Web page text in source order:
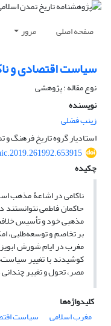
صفحه اصلی مرور
سیاست اقتصادی و
نوع مقاله : پژوهشی
نویسنده
زینب فضلی
استادیار گروه تاریخ فرهنگ و
چکیده
ناکامی در اشاعۀ مذهب
حاکمان فاطمی نتوانستند
مذهبی خود و تأسیس
بر تخاصم و توسعه‌طلبی،
مغرب در ایام شورش
کوشیدند با تغییر
مصر، تحول و تغییر
کلیدواژه‌ها
مغرب اسلامی
سیاست